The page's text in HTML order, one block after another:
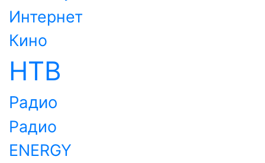
Интернет
Кино
НТВ
Радио
Радио
ENERGY